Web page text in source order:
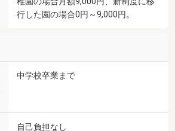
行した園の場合0円～9,000円。
中学校卒業まで
自己負担なし